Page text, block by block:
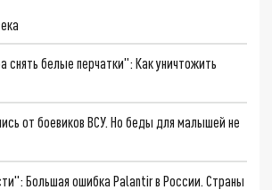
снять белые перчатки": Как уничтожить
от боевиков ВСУ. Но беды для малышей не
Большая ошибка Palantir в России. Страны